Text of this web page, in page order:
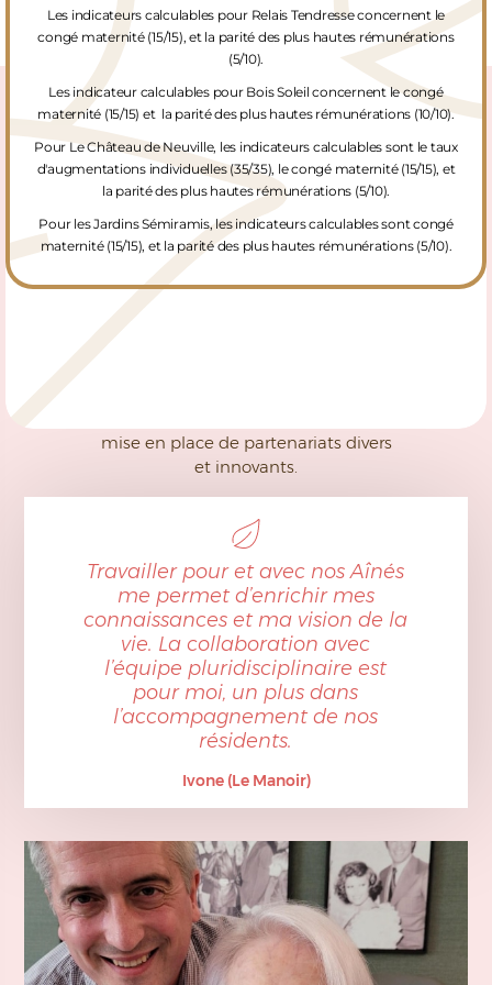
Vie sociale
Le responsable Vie Sociale élabore et
coordonne la mise en place des
projets d’animation au sein de la
résidence.
Il développe, organise et conduit des
projets visant à l’épanouissement, la
socialisation et l’autonomie des
mise en place de partenariats divers
et innovants.
Travailler pour et avec nos Aînés
me permet d’enrichir mes
connaissances et ma vision de la
vie. La collaboration avec
l’équipe pluridisciplinaire est
pour moi, un plus dans
l’accompagnement de nos
résidents.
Ivone (Le Manoir)
Les indicateurs calculables pour Relais Tendresse concernent le
congé maternité (15/15), et la parité des plus hautes rémunérations
(5/10).
Les indicateur calculables pour Bois Soleil concernent le congé
maternité (15/15) et la parité des plus hautes rémunérations (10/10).
Pour Le Château de Neuville, les indicateurs calculables sont le taux
d'augmentations individuelles (35/35), le congé maternité (15/15), et
la parité des plus hautes rémunérations (5/10).
Pour les Jardins Sémiramis, les indicateurs calculables sont congé
maternité (15/15), et la parité des plus hautes rémunérations (5/10).